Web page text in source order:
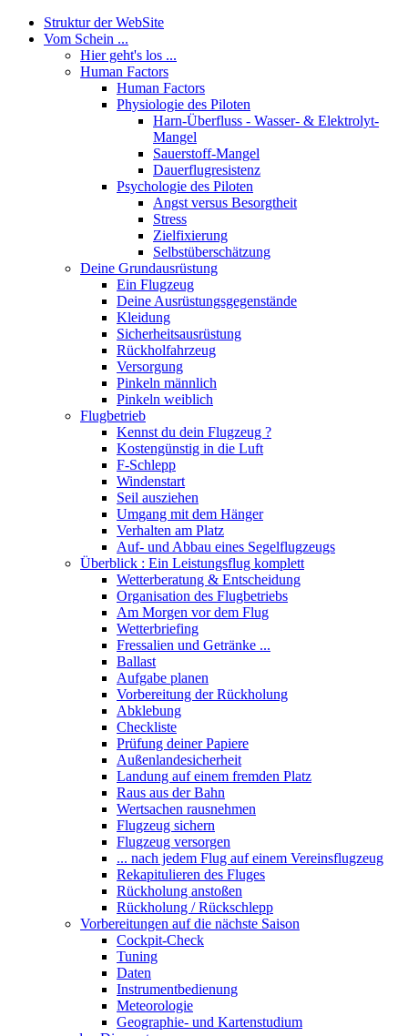
Struktur der WebSite
Vom Schein ...
Hier geht's los ...
Human Factors
Human Factors
Physiologie des Piloten
Harn-Überfluss - Wasser- & Elektrolyt-
Mangel
Sauerstoff-Mangel
Dauerflugresistenz
Psychologie des Piloten
Angst versus Besorgtheit
Stress
Zielfixierung
Selbstüberschätzung
Deine Grundausrüstung
Ein Flugzeug
Deine Ausrüstungsgegenstände
Kleidung
Sicherheitsausrüstung
Rückholfahrzeug
Versorgung
Pinkeln männlich
Pinkeln weiblich
Flugbetrieb
Kennst du dein Flugzeug ?
Kostengünstig in die Luft
F-Schlepp
Windenstart
Seil ausziehen
Umgang mit dem Hänger
Verhalten am Platz
Auf- und Abbau eines Segelflugzeugs
Überblick : Ein Leistungsflug komplett
Wetterberatung & Entscheidung
Organisation des Flugbetriebs
Am Morgen vor dem Flug
Wetterbriefing
Fressalien und Getränke ...
Ballast
Aufgabe planen
Vorbereitung der Rückholung
Abklebung
Checkliste
Prüfung deiner Papiere
Außenlandesicherheit
Landung auf einem fremden Platz
Raus aus der Bahn
Wertsachen rausnehmen
Flugzeug sichern
Flugzeug versorgen
... nach jedem Flug auf einem Vereinsflugzeug
Rekapitulieren des Fluges
Rückholung anstoßen
Rückholung / Rückschlepp
Vorbereitungen auf die nächste Saison
Cockpit-Check
Tuning
Daten
Instrumentbedienung
Meteorologie
Geographie- und Kartenstudium